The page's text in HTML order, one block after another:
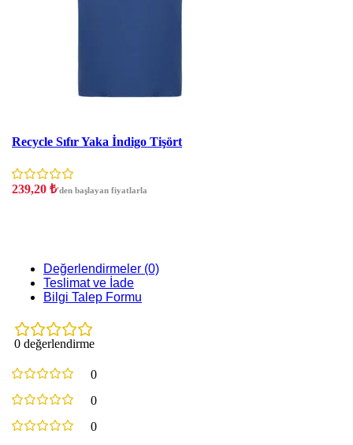
Recycle Sıfır Yaka İndigo Tişört
239,20 ₺'den başlayan fiyatlarla
Değerlendirmeler (0)
Teslimat ve İade
Bilgi Talep Formu
0 değerlendirme
0
0
0